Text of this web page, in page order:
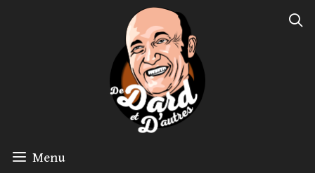
Menu